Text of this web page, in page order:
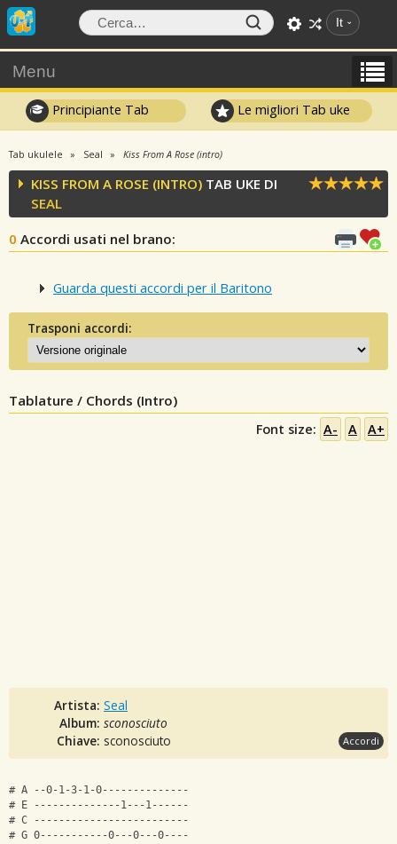
It
Menu
Principiante Tab Le migliori Tab uke
Tab ukulele Seal Kiss From A Rose (intro)
KISS FROM A ROSE (INTRO) TAB UKE DI
SEAL
0 Accordi usati nel brano:
Guarda questi accordi per il Baritono
Trasponi accordi:
Tablature / Chords (Intro)
Font size: A- A A+
Artista: Seal
Album: sconosciuto
Chiave: sconosciuto Accordi
# A --0-1-3-1-0--------------
# E --------------1---1------
# C -------------------------
# G 0-----------0---0---0----